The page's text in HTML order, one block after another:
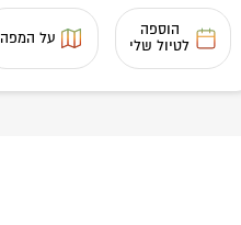
הוספה
לטיול שלי
על המפה